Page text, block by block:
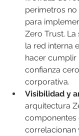
perímetros no
para
Zero Trust.
la red interna
hacer cumplir
confianza
corporativa.
Visibilidad y
arquitectura
componentes
correlacionan